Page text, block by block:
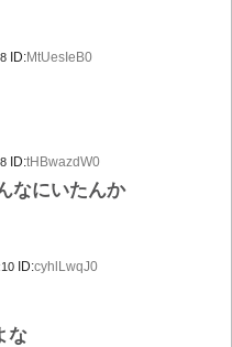
ID:MtUesIeB0
ID:tHBwazdW0
なにいたんか
ID:cyhlLwqJ0
な